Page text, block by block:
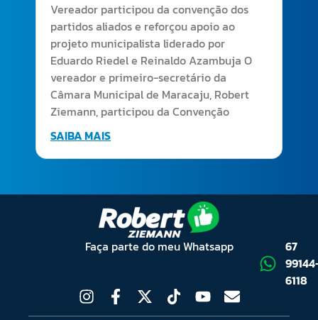
Vereador participou da convenção dos
partidos aliados e reforçou apoio ao
projeto municipalista liderado por
Eduardo Riedel e Reinaldo Azambuja O
vereador e primeiro-secretário da
Câmara Municipal de Maracaju, Robert
Ziemann, participou da Convenção
SAIBA MAIS
Faça parte do meu Whatsapp
67
6118